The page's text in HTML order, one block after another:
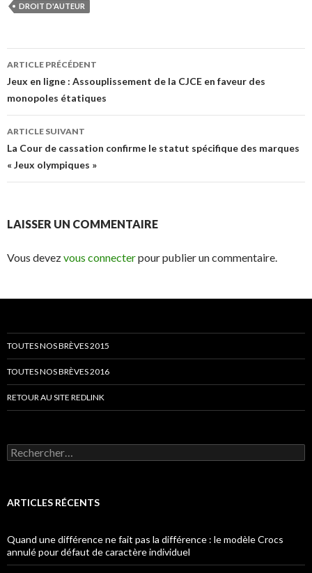
DROIT D'AUTEUR
Navigation
des
articles
ARTICLE PRÉCÉDENT
Jeux en ligne : Assouplissement de la CJCE en faveur des
monopoles étatiques
ARTICLE SUIVANT
La Cour de cassation confirme le statut spécifique des marques
« Jeux olympiques »
LAISSER UN COMMENTAIRE
Vous devezvous connecterpour publier un commentaire.
TOUTES NOS BRÈVES 2015
TOUTES NOS BRÈVES 2016
RETOUR AU SITE REDLINK
Rechercher :
ARTICLES RÉCENTS
Quand une différence ne fait pas la différence : le modèle Crocs
annulé pour défaut de caractère individuel